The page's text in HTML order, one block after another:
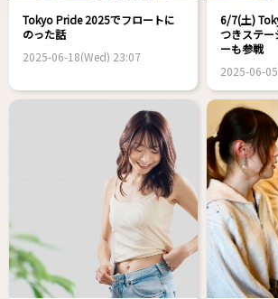
Tokyo Pride 2025でフロートに
のった話
2025-06-18(Wed) 23:07
6/7(土)
つきステ
ーも参戦
2025-06-